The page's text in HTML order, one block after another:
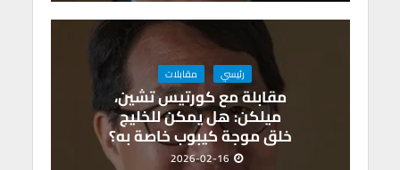
رئيسي مقابلات
مقابلة مع كورتيس تشين،
ميلكن: هل يمكن للخليج
خلق موجة كيبوب خاصة به؟
2026-02-16